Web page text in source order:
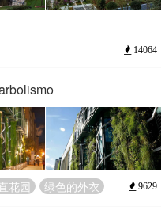
新亚洲的建筑风格
14064
花园 绿色的外衣 9629